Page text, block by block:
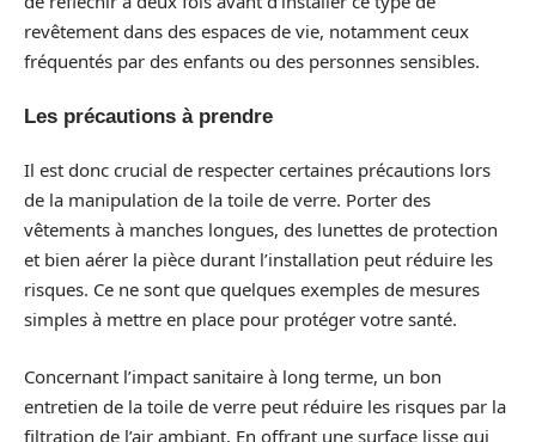
revêtement dans des espaces de vie, notamment ceux
fréquentés par des enfants ou des personnes sensibles.
Les précautions à prendre
Il est donc crucial de respecter certaines précautions lors
de la manipulation de la toile de verre. Porter des
vêtements à manches longues, des lunettes de protection
et bien aérer la pièce durant l’installation peut réduire les
risques. Ce ne sont que quelques exemples de mesures
simples à mettre en place pour protéger votre santé.
Concernant l’impact sanitaire à long terme, un bon
entretien de la toile de verre peut réduire les risques par la
filtration de l’air ambiant. En offrant une surface lisse qui